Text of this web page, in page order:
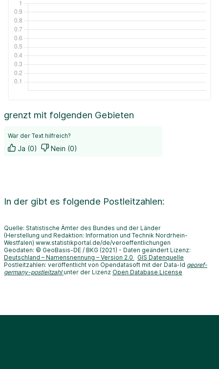
grenzt mit folgenden Gebieten
War der Text hilfreich?
Ja (0) Nein (0)
In der gibt es folgende Postleitzahlen:
Quelle: Statistische Ämter des Bundes und der Länder
(Herstellung und Redaktion: Information und Technik Nordrhein-
Westfalen) www.statistikportal.de/de/veroeffentlichungen
Geodaten: © GeoBasis-DE / BKG (2021) - Daten geändert Lizenz:
Deutschland – Namensnennung – Version 2.0
GIS Datenquelle
Postleitzahlen: veröffentlicht von Opendatasoft mit der Data-Id georef-
germany-postleitzahl unter der Lizenz Open Database License